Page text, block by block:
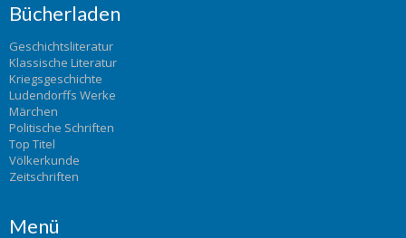
Bücherladen
Geschichtsliteratur
Klassische Literatur
Kriegsgeschichte
Ludendorffs Werke
Märchen
Politische Schriften
Top Titel
Völkerkunde
Zeitschriften
Menü